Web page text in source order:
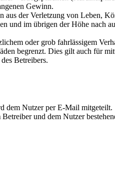
Gewinn.
aus der Verletzung von Leben,
und im übrigen der Höhe nach
oder grob fahrlässigem
begrenzt. Dies gilt auch für
Betreibers.
dem Nutzer per E-Mail mitgeteilt.
und dem Nutzer